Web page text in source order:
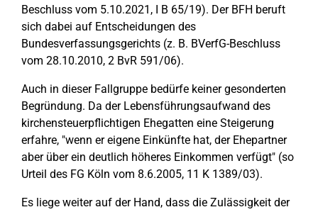
Beschluss vom 5.10.2021, I B 65/19). Der BFH beruft
sich dabei auf Entscheidungen des
Bundesverfassungsgerichts (z. B. BVerfG-Beschluss
vom 28.10.2010, 2 BvR 591/06).
Auch in dieser Fallgruppe bedürfe keiner gesonderten
Begründung. Da der Lebensführungsaufwand des
kirchensteuerpflichtigen Ehegatten eine Steigerung
erfahre, "wenn er eigene Einkünfte hat, der Ehepartner
aber über ein deutlich höheres Einkommen verfügt" (so
Urteil des FG Köln vom 8.6.2005, 11 K 1389/03).
Es liege weiter auf der Hand, dass die Zulässigkeit der